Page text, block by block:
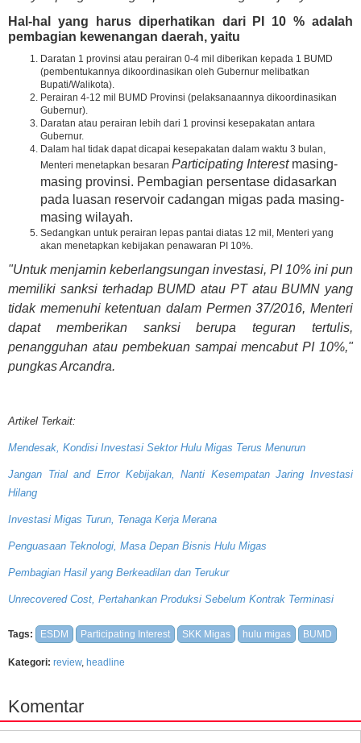
Hal-hal yang harus diperhatikan dari PI 10 % adalah
pembagian kewenangan daerah, yaitu
Daratan 1 provinsi atau perairan 0-4 mil diberikan kepada 1 BUMD
(pembentukannya dikoordinasikan oleh Gubernur melibatkan
Bupati/Walikota).
Perairan 4-12 mil BUMD Provinsi (pelaksanaannya dikoordinasikan
Gubernur).
Daratan atau perairan lebih dari 1 provinsi kesepakatan antara
Gubernur.
Dalam hal tidak dapat dicapai kesepakatan dalam waktu 3 bulan,
Menteri menetapkan besaran Participating Interest masing-
masing provinsi. Pembagian persentase didasarkan
pada luasan reservoir cadangan migas pada masing-
masing wilayah.
Sedangkan untuk perairan lepas pantai diatas 12 mil, Menteri yang
akan menetapkan kebijakan penawaran PI 10%.
"Untuk menjamin keberlangsungan investasi, PI 10% ini pun
memiliki sanksi terhadap BUMD atau PT atau BUMN yang
tidak memenuhi ketentuan dalam Permen 37/2016, Menteri
dapat memberikan sanksi berupa teguran tertulis,
penangguhan atau pembekuan sampai mencabut PI 10%,"
pungkas Arcandra.
Artikel Terkait:
Mendesak, Kondisi Investasi Sektor Hulu Migas Terus Menurun
Jangan Trial and Error Kebijakan, Nanti Kesempatan Jaring Investasi
Hilang
Investasi Migas Turun, Tenaga Kerja Merana
Penguasaan Teknologi, Masa Depan Bisnis Hulu Migas
Pembagian Hasil yang Berkeadilan dan Terukur
Unrecovered Cost, Pertahankan Produksi Sebelum Kontrak Terminasi
Tags: ESDM Participating Interest SKK Migas hulu migas BUMD
Kategori: review, headline
Komentar